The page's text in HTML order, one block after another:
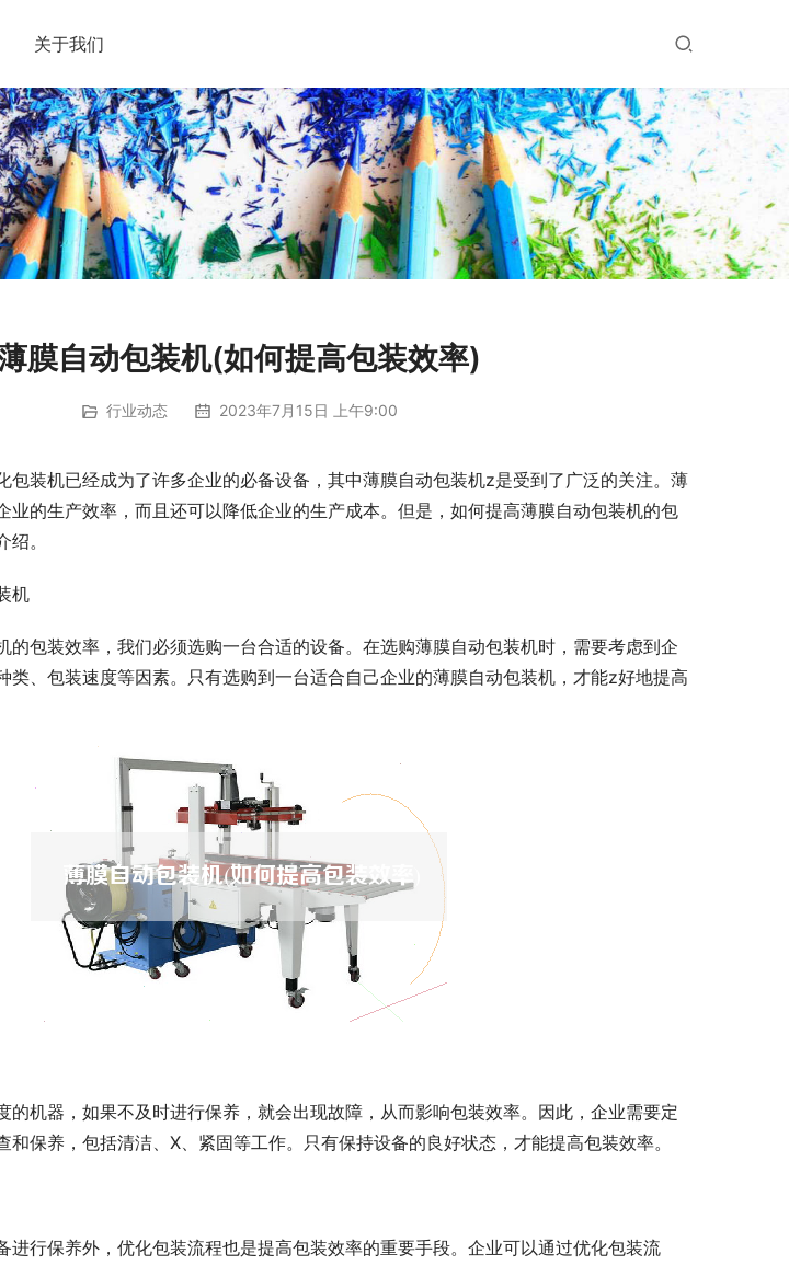
关于我们
膜自动包装机(如何提高包装效率)
行业动态 2023年7月15日 上午9:00
包装机已经成为了许多企业的必备设备，其中薄膜自动包装机z是受到了广泛的关注。薄
业的生产效率，而且还可以降低企业的生产成本。但是，如何提高薄膜自动包装机的包
。
机
的包装效率，我们必须选购一台合适的设备。在选购薄膜自动包装机时，需要考虑到企
类、包装速度等因素。只有选购到一台适合自己企业的薄膜自动包装机，才能z好地提高
的机器，如果不及时进行保养，就会出现故障，从而影响包装效率。因此，企业需要定
和保养，包括清洁、X、紧固等工作。只有保持设备的良好状态，才能提高包装效率。
进行保养外，优化包装流程也是提高包装效率的重要手段。企业可以通过优化包装流